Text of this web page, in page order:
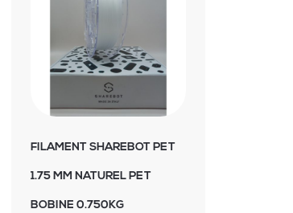
FILAMENT SHAREBOT PET
1.75 MM NATUREL PET
BOBINE 0.750KG